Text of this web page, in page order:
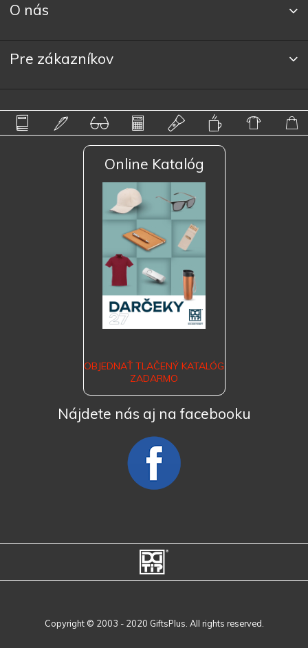
O nás
Pre zákazníkov
Online Katalóg
OBJEDNAŤ TLAČENÝ KATALÓG
ZADARMO
Nájdete nás aj na facebooku
Copyright © 2003 - 2020 GiftsPlus. All rights reserved.